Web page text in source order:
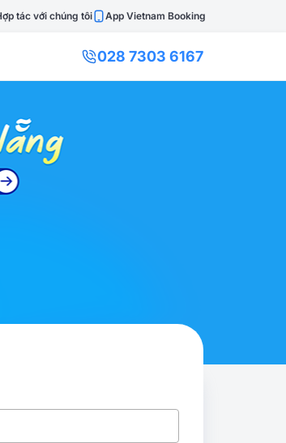
tác với chúng tôi App Vietnam Booking
028 7303 6167